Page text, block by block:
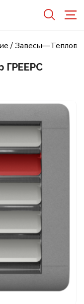
/ Завесы—
ГРЕЕРС